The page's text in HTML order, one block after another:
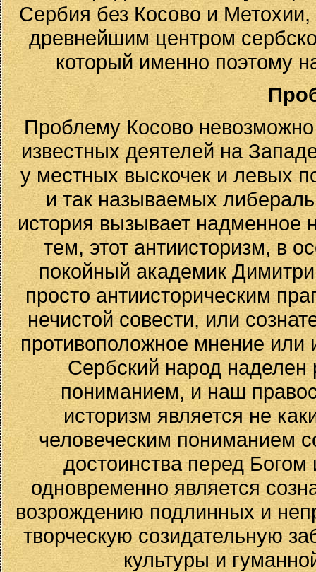
Сербия без Косово и Метохии,
древнейшим центром
который именно поэтому
Проблему Косово невозможно
известных деятелей на
у местных выскочек и левых
и так называемых
история вызывает
тем, этот антиисторизм, в
покойный академик
просто антиисторическим
нечистой совести, или
противоположное мнение или
Сербский народ наделен
пониманием, и наш
историзм является не
человеческим пониманием
достоинства перед
одновременно является
возрождению подлинных и
творческую созидательную
культуры и